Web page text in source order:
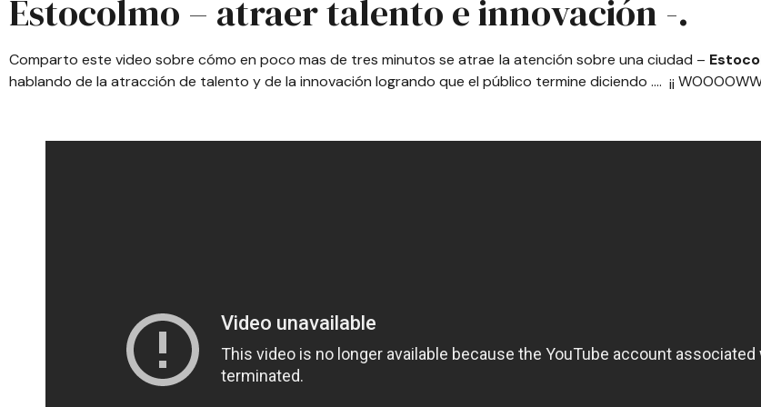
Estocolmo – atraer talento e innovación -.
Comparto este video sobre cómo en poco mas de tres minutos se atrae la atención sobre una ciudad –
hablando de la atracción de talento y de la innovación logrando que el público termine diciendo …. ¡¡